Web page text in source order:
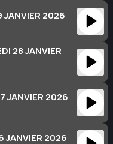
2026
28 JANVIER
JANVIER 2026
JANVIER 2026